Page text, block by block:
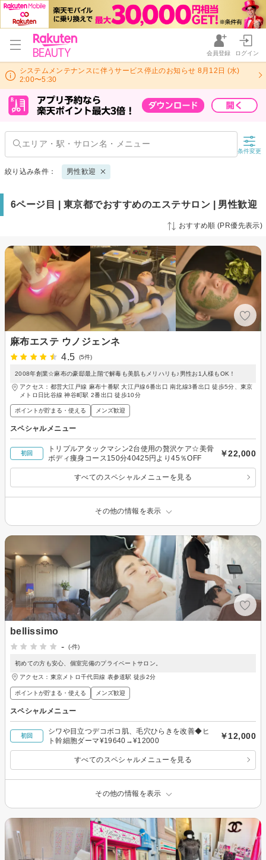
会員登録 ログイン
システムメンテナンスに伴うサービス停止のお知らせ 8月12日 (水)
2:00〜5:30
条件変更
絞り込み条件： 男性歓迎
6ページ目 | 東京都でおすすめのエステサロン | 男性歓迎
おすすめ順 (PR優先表示)
麻布エステ ウノジェンネ
4.5
(5件)
2008年創業☆麻布の豪邸最上階で解毒も美肌もメリハリも♪男性お1人様もOK！
アクセス：都営大江戸線 麻布十番駅 大江戸線6番出口 南北線3番出口 徒歩5分、東京
メトロ日比谷線 神谷町駅 2番出口 徒歩10分
ポイントが貯まる・使える メンズ歓迎
スペシャルメニュー
初回
トリプルアタックマシン2台使用の贅沢ケア☆美骨
ボディ痩身コース150分40425円より45％OFF
￥22,000
すべてのスペシャルメニューを見る
その他の情報を表示
bellissimo
-
(-件)
初めての方も安心、個室完備のプライベートサロン。
アクセス：東京メトロ千代田線 表参道駅 徒歩2分
ポイントが貯まる・使える メンズ歓迎
スペシャルメニュー
初回
シワや目立つデコボコ肌、毛穴ひらきを改善◆ヒ
ト幹細胞ダーマ¥19640→¥12000
￥12,000
すべてのスペシャルメニューを見る
その他の情報を表示